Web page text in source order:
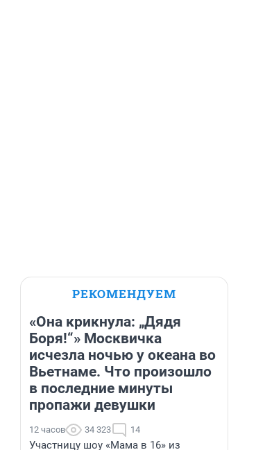
РЕКОМЕНДУЕМ
«Она крикнула: „Дядя
Боря!“» Москвичка
исчезла ночью у океана во
Вьетнаме. Что произошло
в последние минуты
пропажи девушки
12 часов 34 323 14
Участницу шоу «Мама в 16» из